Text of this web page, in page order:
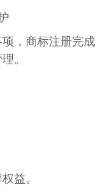
，商标注册完成
。
益。